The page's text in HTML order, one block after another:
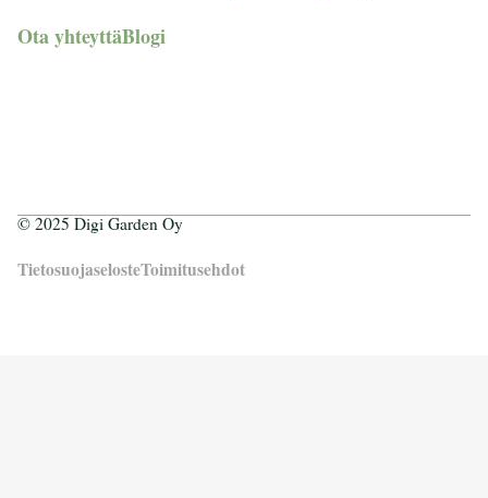
Ota yhteyttäBlogi
© 2025 Digi Garden Oy
TietosuojaselosteToimitusehdot